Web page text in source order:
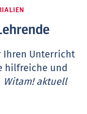
Ihren Unterricht
hilfreiche und
Witam! aktuell